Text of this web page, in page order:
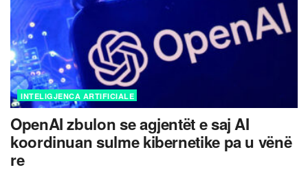
INTELIGJENCA ARTIFICIALE
OpenAI zbulon se agjentët e saj AI
koordinuan sulme kibernetike pa u vënë
re